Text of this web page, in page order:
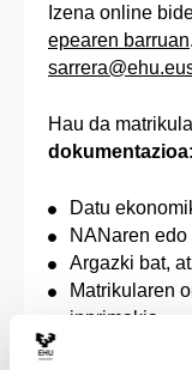
Izena online
epearen barruan
Hau da
dokumentazioa:
Datu
NANaren
Argazki bat,
Matrikularen
inprimakia